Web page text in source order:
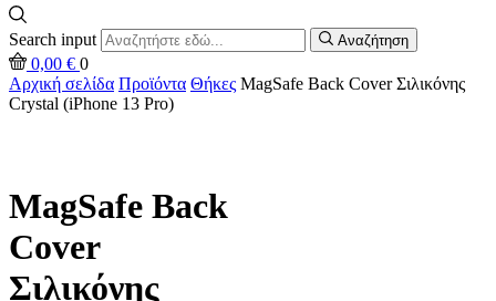
Search input Αναζήτηση
0,00 € 0
Αρχική σελίδα Προϊόντα Θήκες MagSafe Back Cover Σιλικόνης
Crystal (iPhone 13 Pro)
MagSafe Back
Cover
Σιλικόνης